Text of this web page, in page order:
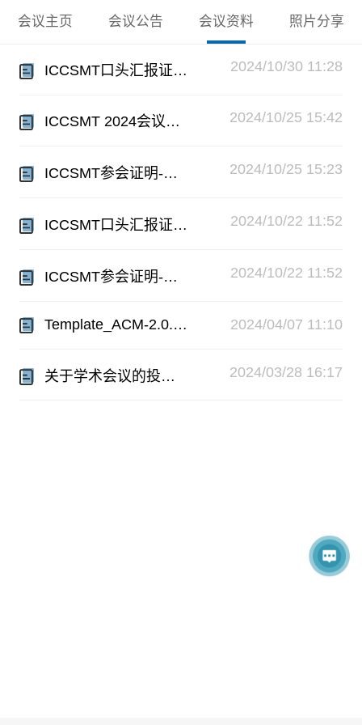
会议主页 会议公告 会议资料 照片分享
ICCSMT口头汇报证明-线上参会.pdf 2024/10/30 11:28
ICCSMT 2024会议通知.pdf 2024/10/25 15:42
ICCSMT参会证明-线上参会.pdf 2024/10/25 15:23
ICCSMT口头汇报证明-线下参会.pdf 2024/10/22 11:52
ICCSMT参会证明-线下参会.pdf 2024/10/22 11:52
Template_ACM-2.0.docx 2024/04/07 11:10
关于学术会议的投稿须知.pdf 2024/03/28 16:17